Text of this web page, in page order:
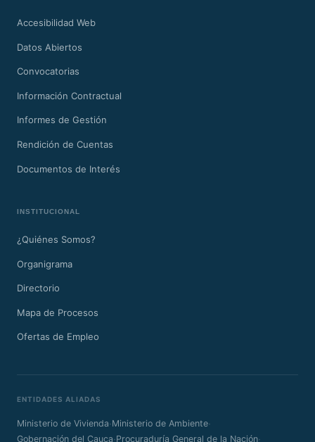
Accesibilidad Web
Datos Abiertos
Convocatorias
Información Contractual
Informes de Gestión
Rendición de Cuentas
Documentos de Interés
INSTITUCIONAL
¿Quiénes Somos?
Organigrama
Directorio
Mapa de Procesos
Ofertas de Empleo
ENTIDADES ALIADAS
Ministerio de Vivienda·Ministerio de Ambiente·
Gobernación del Cauca·Procuraduría General de la Nación·